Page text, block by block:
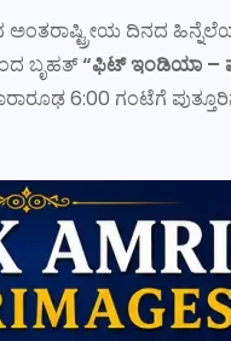
ದಿನದ
ಬೃಹತ್“ಫಿಟ್ ಇಂಡಿಯಾ –
6:00 ಗಂಟೆಗೆ